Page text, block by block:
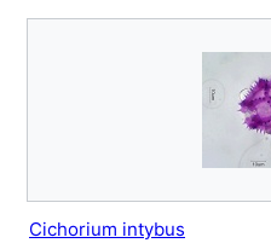
Cichorium intybus